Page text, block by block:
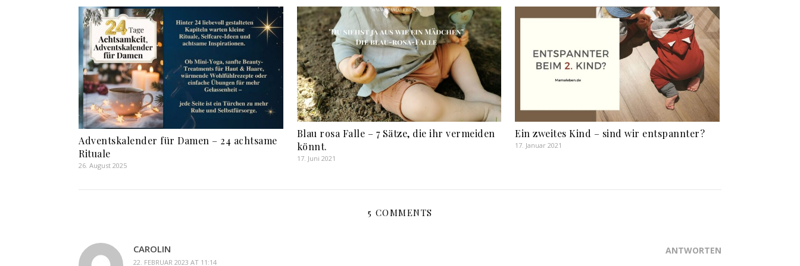
Adventskalender für Damen – 24 achtsame
Rituale
26. August 2025
Blau rosa Falle – 7 Sätze, die ihr vermeiden
könnt.
17. Juni 2021
Ein zweites Kind – sind wir entspannter?
17. Januar 2021
5 COMMENTS
CAROLIN
22. FEBRUAR 2023 AT 11:14
ANTWORTEN